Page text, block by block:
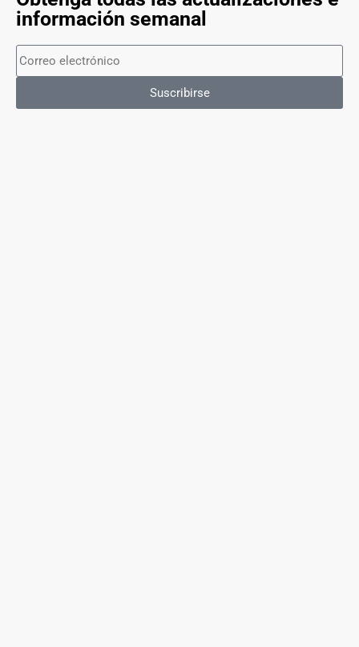
información semanal
Suscribirse